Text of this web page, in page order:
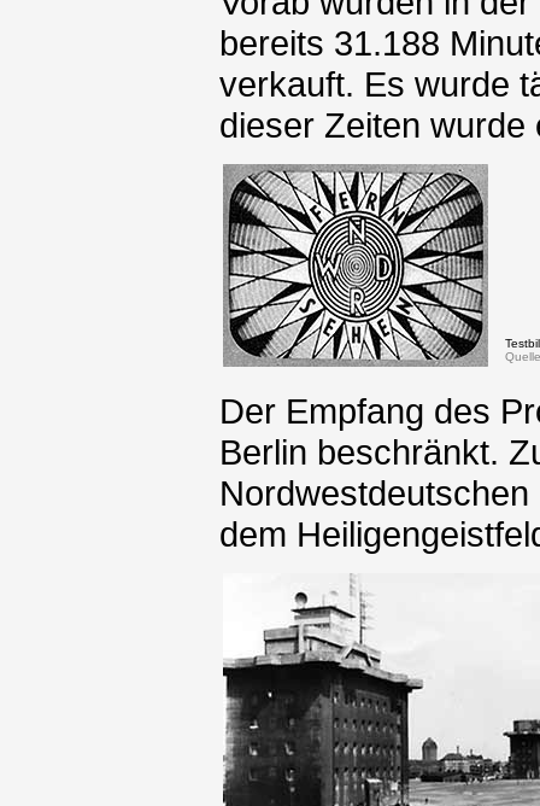
bereits 31.188
verkauft. Es wurde
dieser Zeiten wurde
Der Empfang des
Berlin beschränkt.
dem